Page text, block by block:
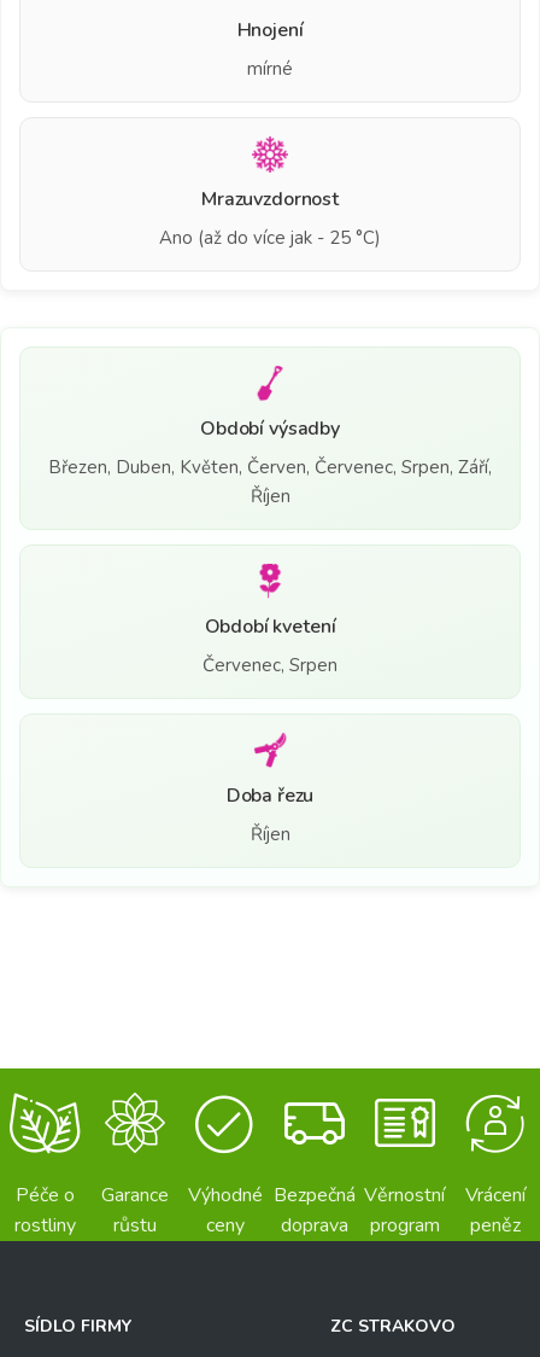
Hnojení
mírné
Mrazuvzdornost
Ano (až do více jak - 25 °C)
Období výsadby
Březen, Duben, Květen, Červen, Červenec, Srpen, Září,
Říjen
Období kvetení
Červenec, Srpen
Doba řezu
Říjen
Péče o
rostliny
Garance
růstu
Výhodné
ceny
Bezpečná
doprava
Věrnostní
program
Vrácení
peněz
SÍDLO FIRMY
ZC STRAKOVO